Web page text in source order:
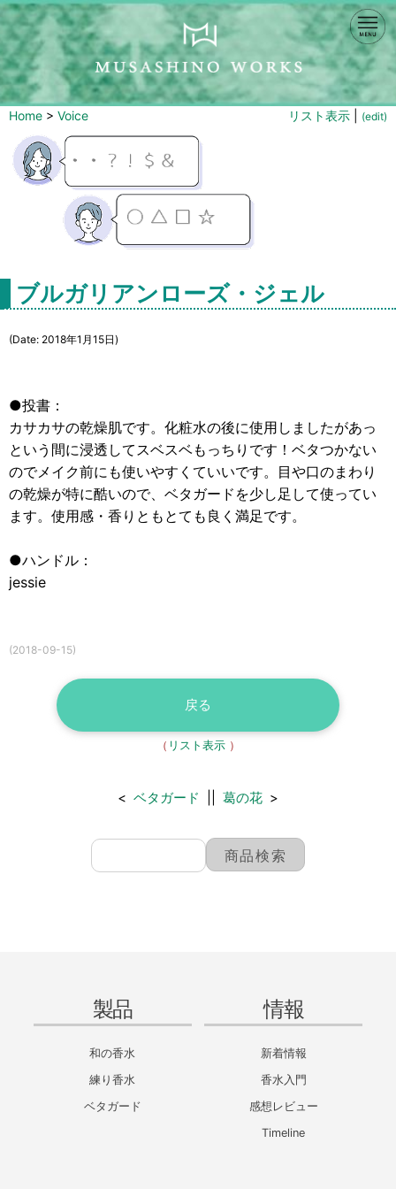
Home > Voice リスト表示 (edit)
ブルガリアンローズ・ジェル
(Date: 2018年1月15日)
●投書：
カサカサの乾燥肌です。化粧水の後に使用しましたがあっ
という間に浸透してスベスベもっちりです！ベタつかない
のでメイク前にも使いやすくていいです。目や口のまわり
の乾燥が特に酷いので、ベタガードを少し足して使ってい
ます。使用感・香りともとても良く満足です。
●ハンドル：
jessie
(2018-09-15)
戻る
（ リスト表示）
< ベタガード 葛の花 >
製品
和の香水
練り香水
ベタガード
情報
新着情報
香水入門
感想レビュー
Timeline